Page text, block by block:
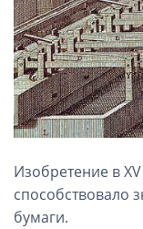
Изобретение в
способствовало
бумаги.